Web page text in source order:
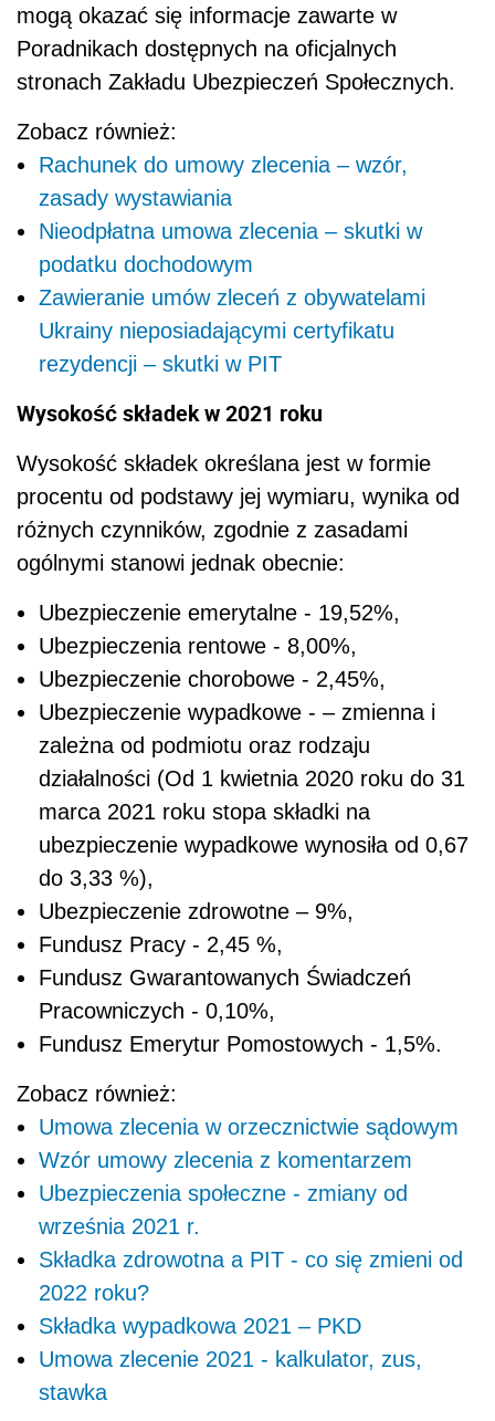
mogą okazać się informacje zawarte w
Poradnikach dostępnych na oficjalnych
stronach Zakładu Ubezpieczeń Społecznych.
Zobacz również:
Rachunek do umowy zlecenia – wzór,
zasady wystawiania
Nieodpłatna umowa zlecenia – skutki w
podatku dochodowym
Zawieranie umów zleceń z obywatelami
Ukrainy nieposiadającymi certyfikatu
rezydencji – skutki w PIT
Wysokość składek w 2021 roku
Wysokość składek określana jest w formie
procentu od podstawy jej wymiaru, wynika od
różnych czynników, zgodnie z zasadami
ogólnymi stanowi jednak obecnie:
Ubezpieczenie emerytalne - 19,52%,
Ubezpieczenia rentowe - 8,00%,
Ubezpieczenie chorobowe - 2,45%,
Ubezpieczenie wypadkowe - – zmienna i
zależna od podmiotu oraz rodzaju
działalności (Od 1 kwietnia 2020 roku do 31
marca 2021 roku stopa składki na
ubezpieczenie wypadkowe wynosiła od 0,67
do 3,33 %),
Ubezpieczenie zdrowotne – 9%,
Fundusz Pracy - 2,45 %,
Fundusz Gwarantowanych Świadczeń
Pracowniczych - 0,10%,
Fundusz Emerytur Pomostowych - 1,5%.
Zobacz również:
Umowa zlecenia w orzecznictwie sądowym
Wzór umowy zlecenia z komentarzem
Ubezpieczenia społeczne - zmiany od
września 2021 r.
Składka zdrowotna a PIT - co się zmieni od
2022 roku?
Składka wypadkowa 2021 – PKD
Umowa zlecenie 2021 - kalkulator, zus,
stawka